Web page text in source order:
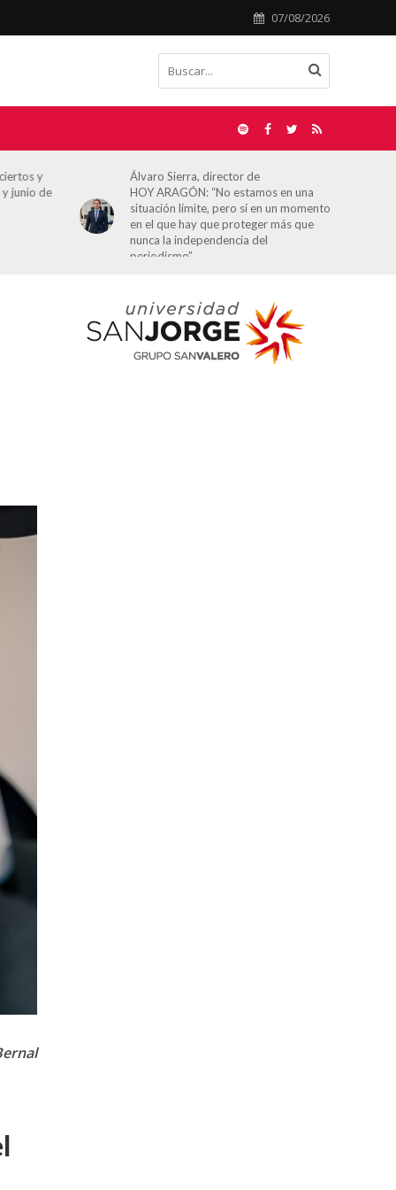
07/08/2026
y
junio de
Álvaro Sierra, director de
HOY ARAGÓN: “No estamos en una
situación límite, pero sí en un momento
en el que hay que proteger más que
nunca la independencia del
periodismo”